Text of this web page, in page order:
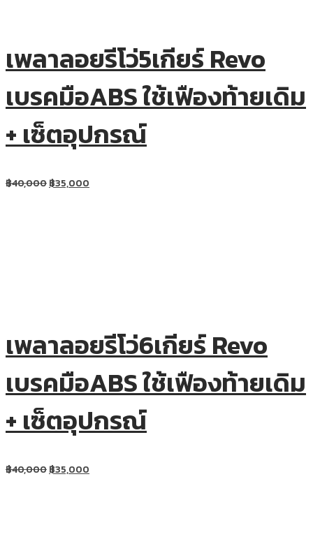
เพลาลอยรีโว่5เกียร์ Revo
เบรคมือABS ใช้เฟืองท้ายเดิม
+ เซ็ตอุปกรณ์
฿40,000฿35,000
เพลาลอยรีโว่6เกียร์ Revo
เบรคมือABS ใช้เฟืองท้ายเดิม
+ เซ็ตอุปกรณ์
฿40,000฿35,000